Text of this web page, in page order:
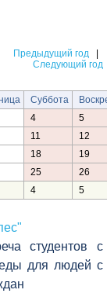
Предыдущий год
Следующий год
Суббота
4
5
11
12
18
19
25
26
4 5
студентов с
для людей с